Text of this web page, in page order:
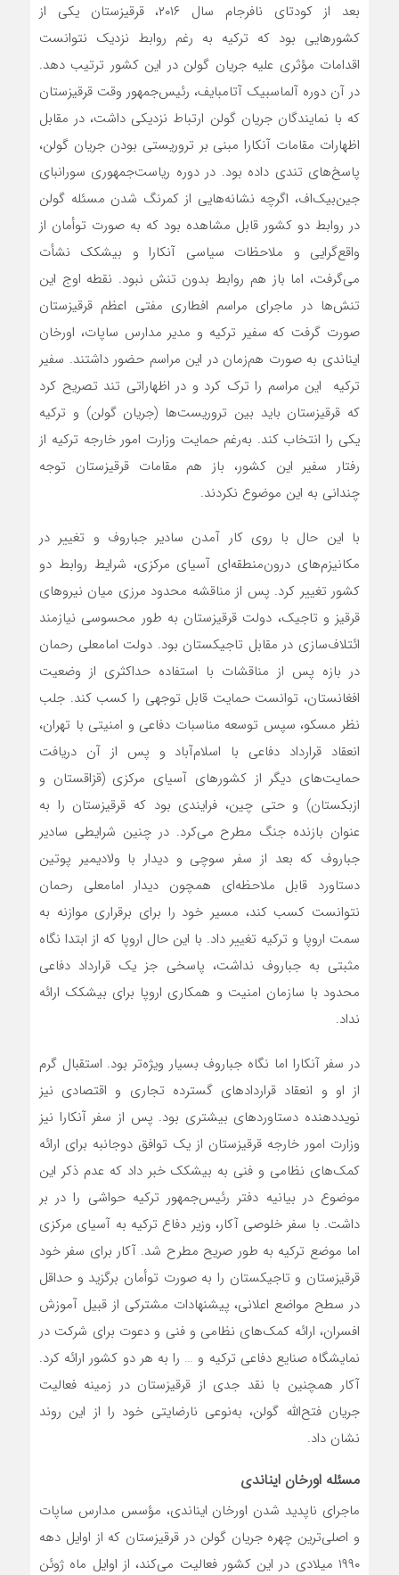
بعد از کودتای نافرجام سال ۲۰۱۶، قرقیزستان یکی از
کشورهایی بود که ترکیه به رغم روابط نزدیک نتوانست
اقدامات مؤثری علیه جریان گولن در این کشور ترتیب دهد.
در آن دوره آلماسبیک آتامبایف، رئیس‌جمهور وقت قرقیزستان
که با نمایندگان جریان گولن ارتباط نزدیکی داشت، در مقابل
اظهارات مقامات آنکارا مبنی بر تروریستی بودن جریان گولن،
پاسخ‌های تندی داده بود. در دوره ریاست‌جمهوری سورانبای
جین‌بیک‌اف، اگرچه نشانه‌هایی از کمرنگ شدن مسئله گولن
در روابط دو کشور قابل مشاهده بود که به صورت توأمان از
واقع‌گرایی و ملاحظات سیاسی آنکارا و بیشکک نشأت
می‌گرفت، اما باز هم روابط بدون تنش نبود. نقطه اوج این
تنش‌ها در ماجرای مراسم افطاری مفتی اعظم قرقیزستان
صورت گرفت که سفیر ترکیه و مدیر مدارس ساپات، اورخان
ایناندی به صورت هم‌زمان در این مراسم حضور داشتند. سفیر
ترکیه این مراسم را ترک کرد و در اظهاراتی تند تصریح کرد
که قرقیزستان باید بین تروریست‌ها (جریان گولن) و ترکیه
یکی را انتخاب کند. به‌رغم حمایت وزارت امور خارجه ترکیه از
رفتار سفیر این کشور، باز هم مقامات قرقیزستان توجه
چندانی به این موضوع نکردند.
با این حال با روی کار آمدن سادیر جباروف و تغییر در
مکانیزم‌های درون‌منطقه‌ای آسیای مرکزی، شرایط روابط دو
کشور تغییر کرد. پس از مناقشه محدود مرزی میان نیروهای
قرقیز و تاجیک، دولت قرقیزستان به طور محسوسی نیازمند
ائتلاف‌سازی در مقابل تاجیکستان بود. دولت امامعلی رحمان
در بازه پس از مناقشات با استفاده حداکثری از وضعیت
افغانستان، توانست حمایت قابل توجهی را کسب کند. جلب
نظر مسکو، سپس توسعه مناسبات دفاعی و امنیتی با تهران،
انعقاد قرارداد دفاعی با اسلام‌آباد و پس از آن دریافت
حمایت‌های دیگر از کشورهای آسیای مرکزی (قزاقستان و
ازبکستان) و حتی چین، فرایندی بود که قرقیزستان را به
عنوان بازنده جنگ مطرح می‌کرد. در چنین شرایطی سادیر
جباروف که بعد از سفر سوچی و دیدار با ولادیمیر پوتین
دستاورد قابل ملاحظه‌ای همچون دیدار امامعلی رحمان
نتوانست کسب کند، مسیر خود را برای برقراری موازنه به
سمت اروپا و ترکیه تغییر داد. با این حال اروپا که از ابتدا نگاه
مثبتی به جباروف نداشت، پاسخی جز یک قرارداد دفاعی
محدود با سازمان امنیت و همکاری اروپا برای بیشکک ارائه
نداد.
در سفر آنکارا اما نگاه جباروف بسیار ویژه‌تر بود. استقبال گرم
از او و انعقاد قراردادهای گسترده تجاری و اقتصادی نیز
نویددهنده دستاوردهای بیشتری بود. پس از سفر آنکارا نیز
وزارت امور خارجه قرقیزستان از یک توافق دوجانبه برای ارائه
کمک‌های نظامی و فنی به بیشکک خبر داد که عدم ذکر این
موضوع در بیانیه دفتر رئیس‌جمهور ترکیه حواشی‌ را در بر
داشت. با سفر خلوصی آکار، وزیر دفاع ترکیه به آسیای مرکزی
اما موضع ترکیه به طور صریح مطرح شد. آکار برای سفر خود
قرقیزستان و تاجیکستان را به صورت توأمان برگزید و حداقل
در سطح مواضع اعلانی، پیشنهادات مشترکی از قبیل آموزش
افسران، ارائه کمک‌های نظامی و فنی و دعوت برای شرکت در
نمایشگاه صنایع دفاعی ترکیه و … را به هر دو کشور ارائه کرد.
آکار همچنین با نقد جدی از قرقیزستان در زمینه فعالیت
جریان فتح‌الله گولن، به‌نوعی نارضایتی خود را از این روند
نشان داد.
مسئله اورخان ایناندی
ماجرای ناپدید شدن اورخان ایناندی، مؤسس مدارس ساپات
و اصلی‌ترین چهره‌ جریان گولن در قرقیزستان که از اوایل دهه
۱۹۹۰ میلادی در این کشور فعالیت می‌کند، از اوایل ماه ژوئن